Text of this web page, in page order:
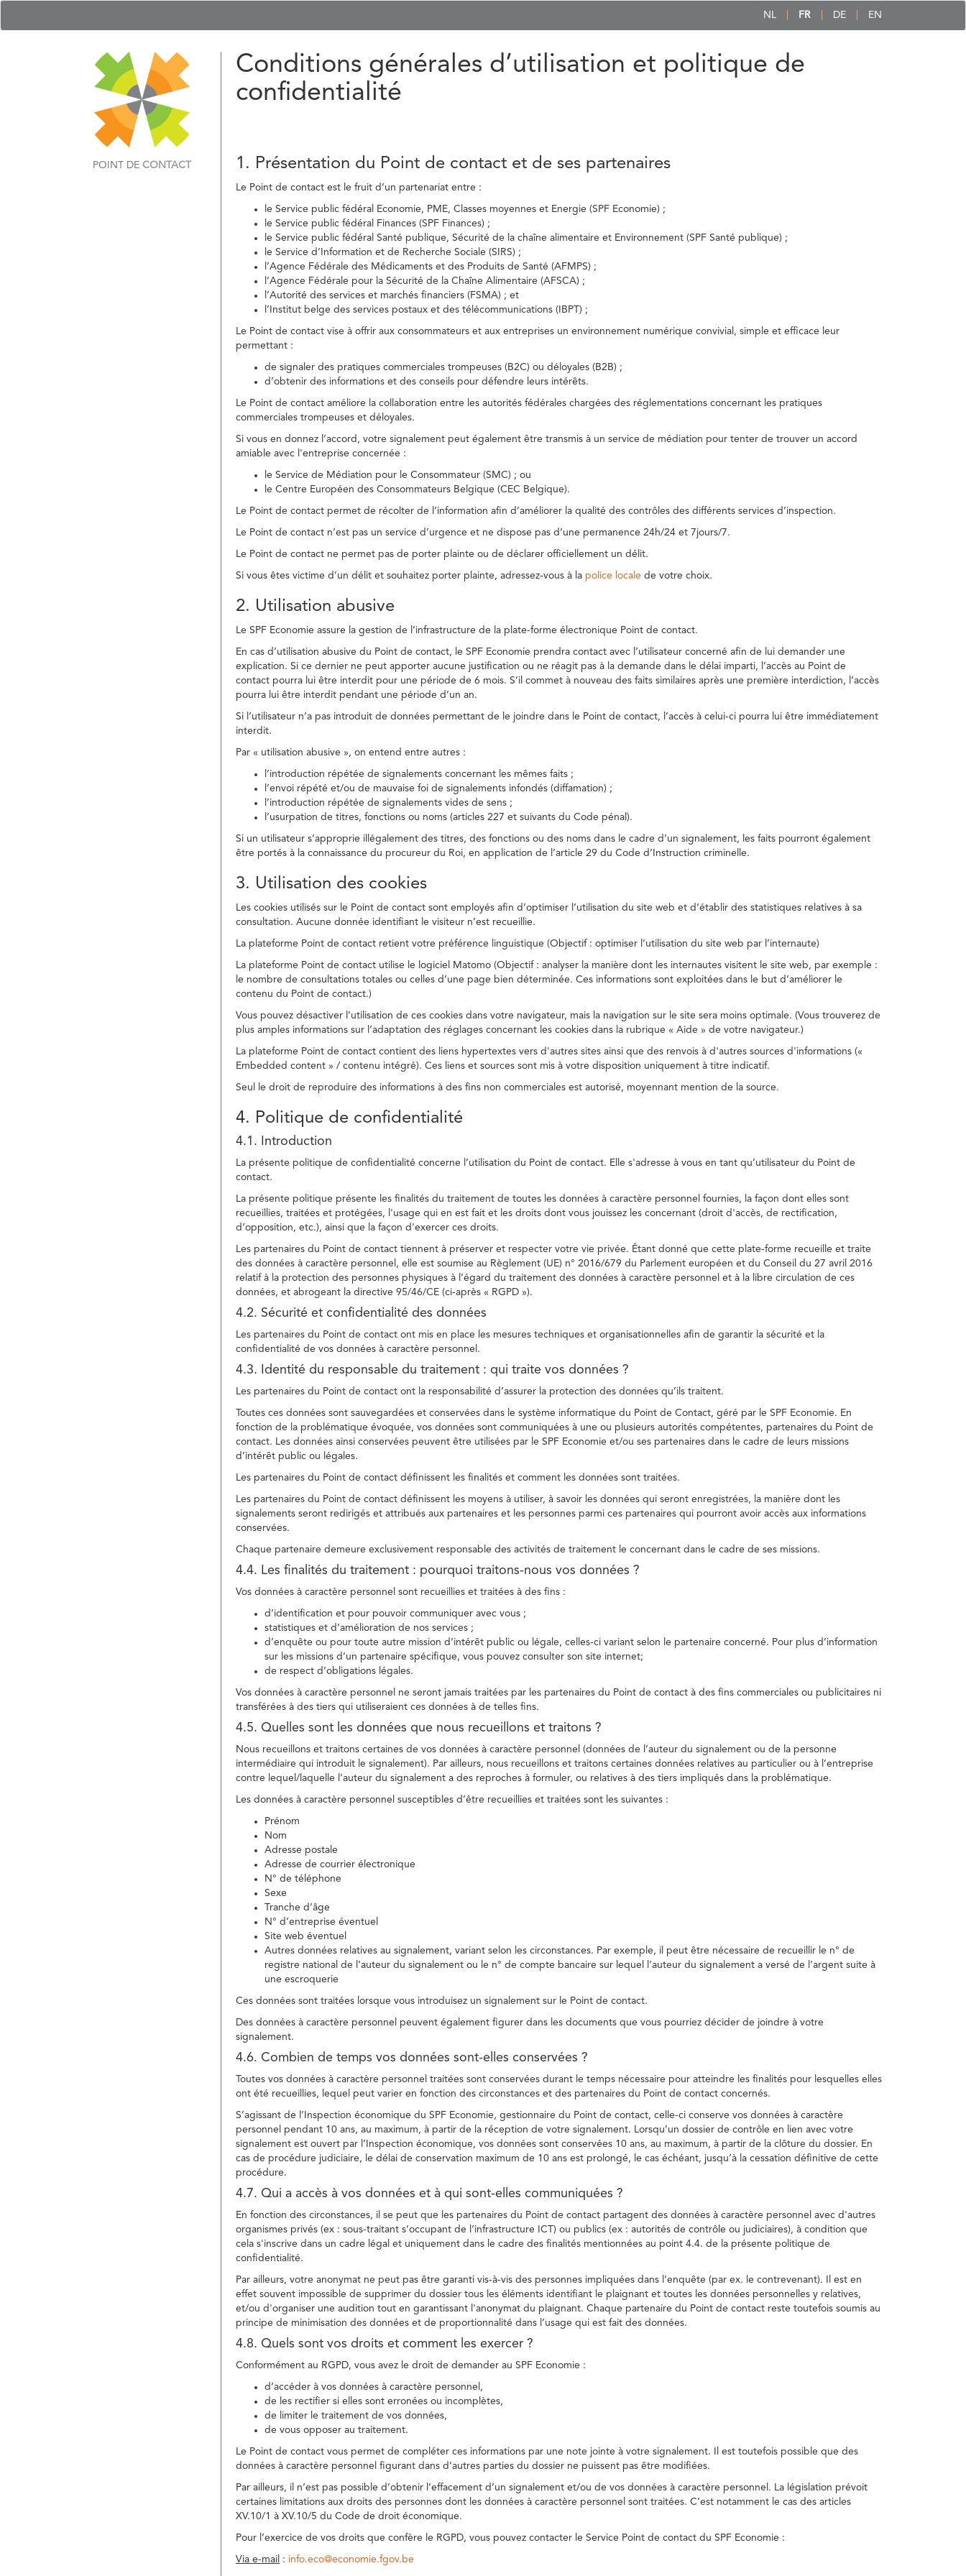
NL FR DE EN
POINT DE CONTACT
Conditions générales d’utilisation et politique de
confidentialité
1. Présentation du Point de contact et de ses partenaires
Le Point de contact est le fruit d’un partenariat entre :
le Service public fédéral Economie, PME, Classes moyennes et Energie (SPF Economie) ;
le Service public fédéral Finances (SPF Finances) ;
le Service public fédéral Santé publique, Sécurité de la chaîne alimentaire et Environnement (SPF Santé publique) ;
le Service d’Information et de Recherche Sociale (SIRS) ;
l’Agence Fédérale des Médicaments et des Produits de Santé (AFMPS) ;
l’Agence Fédérale pour la Sécurité de la Chaîne Alimentaire (AFSCA) ;
l’Autorité des services et marchés financiers (FSMA) ; et
l’Institut belge des services postaux et des télécommunications (IBPT) ;
Le Point de contact vise à offrir aux consommateurs et aux entreprises un environnement numérique convivial, simple et efficace leur
permettant :
de signaler des pratiques commerciales trompeuses (B2C) ou déloyales (B2B) ;
d’obtenir des informations et des conseils pour défendre leurs intérêts.
Le Point de contact améliore la collaboration entre les autorités fédérales chargées des réglementations concernant les pratiques
commerciales trompeuses et déloyales.
Si vous en donnez l’accord, votre signalement peut également être transmis à un service de médiation pour tenter de trouver un accord
amiable avec l'entreprise concernée :
le Service de Médiation pour le Consommateur (SMC) ; ou
le Centre Européen des Consommateurs Belgique (CEC Belgique).
Le Point de contact permet de récolter de l’information afin d’améliorer la qualité des contrôles des différents services d’inspection.
Le Point de contact n’est pas un service d’urgence et ne dispose pas d’une permanence 24h/24 et 7jours/7.
Le Point de contact ne permet pas de porter plainte ou de déclarer officiellement un délit.
Si vous êtes victime d’un délit et souhaitez porter plainte, adressez-vous à la police locale de votre choix.
2. Utilisation abusive
Le SPF Economie assure la gestion de l’infrastructure de la plate-forme électronique Point de contact.
En cas d’utilisation abusive du Point de contact, le SPF Economie prendra contact avec l’utilisateur concerné afin de lui demander une
explication. Si ce dernier ne peut apporter aucune justification ou ne réagit pas à la demande dans le délai imparti, l’accès au Point de
contact pourra lui être interdit pour une période de 6 mois. S’il commet à nouveau des faits similaires après une première interdiction, l’accès
pourra lui être interdit pendant une période d’un an.
Si l’utilisateur n’a pas introduit de données permettant de le joindre dans le Point de contact, l’accès à celui-ci pourra lui être immédiatement
interdit.
Par « utilisation abusive », on entend entre autres :
l’introduction répétée de signalements concernant les mêmes faits ;
l’envoi répété et/ou de mauvaise foi de signalements infondés (diffamation) ;
l’introduction répétée de signalements vides de sens ;
l’usurpation de titres, fonctions ou noms (articles 227 et suivants du Code pénal).
Si un utilisateur s’approprie illégalement des titres, des fonctions ou des noms dans le cadre d’un signalement, les faits pourront également
être portés à la connaissance du procureur du Roi, en application de l’article 29 du Code d’Instruction criminelle.
3. Utilisation des cookies
Les cookies utilisés sur le Point de contact sont employés afin d’optimiser l’utilisation du site web et d’établir des statistiques relatives à sa
consultation. Aucune donnée identifiant le visiteur n’est recueillie.
La plateforme Point de contact retient votre préférence linguistique (Objectif : optimiser l’utilisation du site web par l’internaute)
La plateforme Point de contact utilise le logiciel Matomo (Objectif : analyser la manière dont les internautes visitent le site web, par exemple :
le nombre de consultations totales ou celles d’une page bien déterminée. Ces informations sont exploitées dans le but d’améliorer le
contenu du Point de contact.)
Vous pouvez désactiver l’utilisation de ces cookies dans votre navigateur, mais la navigation sur le site sera moins optimale. (Vous trouverez de
plus amples informations sur l’adaptation des réglages concernant les cookies dans la rubrique « Aide » de votre navigateur.)
La plateforme Point de contact contient des liens hypertextes vers d'autres sites ainsi que des renvois à d'autres sources d'informations («
Embedded content » / contenu intégré). Ces liens et sources sont mis à votre disposition uniquement à titre indicatif.
Seul le droit de reproduire des informations à des fins non commerciales est autorisé, moyennant mention de la source.
4. Politique de confidentialité
4.1. Introduction
La présente politique de confidentialité concerne l’utilisation du Point de contact. Elle s'adresse à vous en tant qu’utilisateur du Point de
contact.
La présente politique présente les finalités du traitement de toutes les données à caractère personnel fournies, la façon dont elles sont
recueillies, traitées et protégées, l'usage qui en est fait et les droits dont vous jouissez les concernant (droit d'accès, de rectification,
d’opposition, etc.), ainsi que la façon d'exercer ces droits.
Les partenaires du Point de contact tiennent à préserver et respecter votre vie privée. Étant donné que cette plate-forme recueille et traite
des données à caractère personnel, elle est soumise au Règlement (UE) n° 2016/679 du Parlement européen et du Conseil du 27 avril 2016
relatif à la protection des personnes physiques à l’égard du traitement des données à caractère personnel et à la libre circulation de ces
données, et abrogeant la directive 95/46/CE (ci-après « RGPD »).
4.2. Sécurité et confidentialité des données
Les partenaires du Point de contact ont mis en place les mesures techniques et organisationnelles afin de garantir la sécurité et la
confidentialité de vos données à caractère personnel.
4.3. Identité du responsable du traitement : qui traite vos données ?
Les partenaires du Point de contact ont la responsabilité d’assurer la protection des données qu’ils traitent.
Toutes ces données sont sauvegardées et conservées dans le système informatique du Point de Contact, géré par le SPF Economie. En
fonction de la problématique évoquée, vos données sont communiquées à une ou plusieurs autorités compétentes, partenaires du Point de
contact. Les données ainsi conservées peuvent être utilisées par le SPF Economie et/ou ses partenaires dans le cadre de leurs missions
d’intérêt public ou légales.
Les partenaires du Point de contact définissent les finalités et comment les données sont traitées.
Les partenaires du Point de contact définissent les moyens à utiliser, à savoir les données qui seront enregistrées, la manière dont les
signalements seront redirigés et attribués aux partenaires et les personnes parmi ces partenaires qui pourront avoir accès aux informations
conservées.
Chaque partenaire demeure exclusivement responsable des activités de traitement le concernant dans le cadre de ses missions.
4.4. Les finalités du traitement : pourquoi traitons-nous vos données ?
Vos données à caractère personnel sont recueillies et traitées à des fins :
d’identification et pour pouvoir communiquer avec vous ;
statistiques et d’amélioration de nos services ;
d’enquête ou pour toute autre mission d’intérêt public ou légale, celles-ci variant selon le partenaire concerné. Pour plus d’information
sur les missions d’un partenaire spécifique, vous pouvez consulter son site internet;
de respect d’obligations légales.
Vos données à caractère personnel ne seront jamais traitées par les partenaires du Point de contact à des fins commerciales ou publicitaires ni
transférées à des tiers qui utiliseraient ces données à de telles fins.
4.5. Quelles sont les données que nous recueillons et traitons ?
Nous recueillons et traitons certaines de vos données à caractère personnel (données de l’auteur du signalement ou de la personne
intermédiaire qui introduit le signalement). Par ailleurs, nous recueillons et traitons certaines données relatives au particulier ou à l’entreprise
contre lequel/laquelle l’auteur du signalement a des reproches à formuler, ou relatives à des tiers impliqués dans la problématique.
Les données à caractère personnel susceptibles d’être recueillies et traitées sont les suivantes :
Prénom
Nom
Adresse postale
Adresse de courrier électronique
N° de téléphone
Sexe
Tranche d’âge
N° d’entreprise éventuel
Site web éventuel
Autres données relatives au signalement, variant selon les circonstances. Par exemple, il peut être nécessaire de recueillir le n° de
registre national de l’auteur du signalement ou le n° de compte bancaire sur lequel l’auteur du signalement a versé de l’argent suite à
une escroquerie
Ces données sont traitées lorsque vous introduisez un signalement sur le Point de contact.
Des données à caractère personnel peuvent également figurer dans les documents que vous pourriez décider de joindre à votre
signalement.
4.6. Combien de temps vos données sont-elles conservées ?
Toutes vos données à caractère personnel traitées sont conservées durant le temps nécessaire pour atteindre les finalités pour lesquelles elles
ont été recueillies, lequel peut varier en fonction des circonstances et des partenaires du Point de contact concernés.
S’agissant de l’Inspection économique du SPF Economie, gestionnaire du Point de contact, celle-ci conserve vos données à caractère
personnel pendant 10 ans, au maximum, à partir de la réception de votre signalement. Lorsqu’un dossier de contrôle en lien avec votre
signalement est ouvert par l’Inspection économique, vos données sont conservées 10 ans, au maximum, à partir de la clôture du dossier. En
cas de procédure judiciaire, le délai de conservation maximum de 10 ans est prolongé, le cas échéant, jusqu’à la cessation définitive de cette
procédure.
4.7. Qui a accès à vos données et à qui sont-elles communiquées ?
En fonction des circonstances, il se peut que les partenaires du Point de contact partagent des données à caractère personnel avec d'autres
organismes privés (ex : sous-traitant s’occupant de l’infrastructure ICT) ou publics (ex : autorités de contrôle ou judiciaires), à condition que
cela s'inscrive dans un cadre légal et uniquement dans le cadre des finalités mentionnées au point 4.4. de la présente politique de
confidentialité.
Par ailleurs, votre anonymat ne peut pas être garanti vis-à-vis des personnes impliquées dans l’enquête (par ex. le contrevenant). Il est en
effet souvent impossible de supprimer du dossier tous les éléments identifiant le plaignant et toutes les données personnelles y relatives,
et/ou d'organiser une audition tout en garantissant l'anonymat du plaignant. Chaque partenaire du Point de contact reste toutefois soumis au
principe de minimisation des données et de proportionnalité dans l’usage qui est fait des données.
4.8. Quels sont vos droits et comment les exercer ?
Conformément au RGPD, vous avez le droit de demander au SPF Economie :
d’accéder à vos données à caractère personnel,
de les rectifier si elles sont erronées ou incomplètes,
de limiter le traitement de vos données,
de vous opposer au traitement.
Le Point de contact vous permet de compléter ces informations par une note jointe à votre signalement. Il est toutefois possible que des
données à caractère personnel figurant dans d’autres parties du dossier ne puissent pas être modifiées.
Par ailleurs, il n’est pas possible d’obtenir l’effacement d’un signalement et/ou de vos données à caractère personnel. La législation prévoit
certaines limitations aux droits des personnes dont les données à caractère personnel sont traitées. C’est notamment le cas des articles
XV.10/1 à XV.10/5 du Code de droit économique.
Pour l’exercice de vos droits que confère le RGPD, vous pouvez contacter le Service Point de contact du SPF Economie :
Via e-mail : info.eco@economie.fgov.be